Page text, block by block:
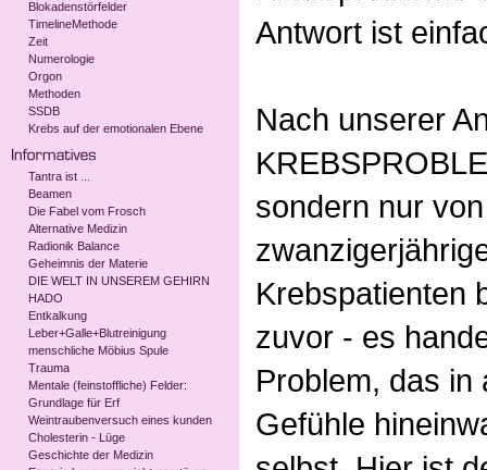
Blokadenstörfelder
TimelineMethode
Zeit
Numerologie
Orgon
Methoden
SSDB
Krebs auf der emotionalen Ebene
Tantra ist ...
Beamen
Die Fabel vom Frosch
Alternative Medizin
Radionik Balance
Geheimnis der Materie
DIE WELT IN UNSEREM GEHIRN
HADO
Entkalkung
Leber+Galle+Blutreinigung
menschliche Möbius Spule
Trauma
Mentale (feinstoffliche) Felder:
Grundlage für Erf
Weintraubenversuch eines kunden
Cholesterin - Lüge
Geschichte der Medizin
Antwort ist
Nach unserer
sondern nur
Krebspatienten
zuvor - es
Problem, das in
Gefühle